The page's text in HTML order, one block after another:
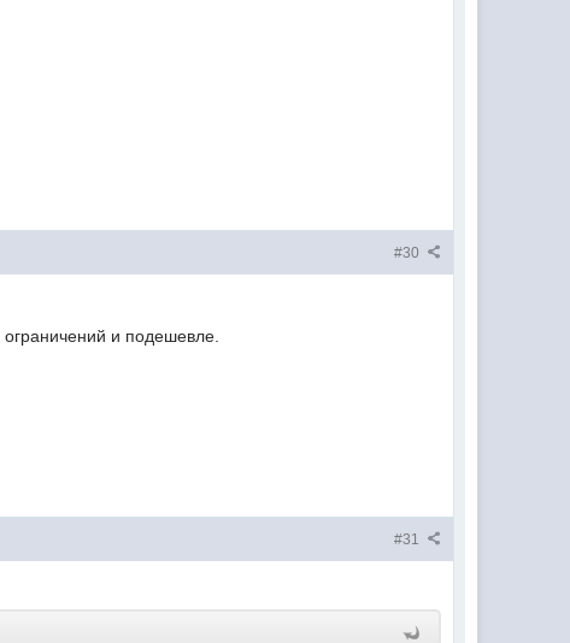
#30
и подешевле.
#31